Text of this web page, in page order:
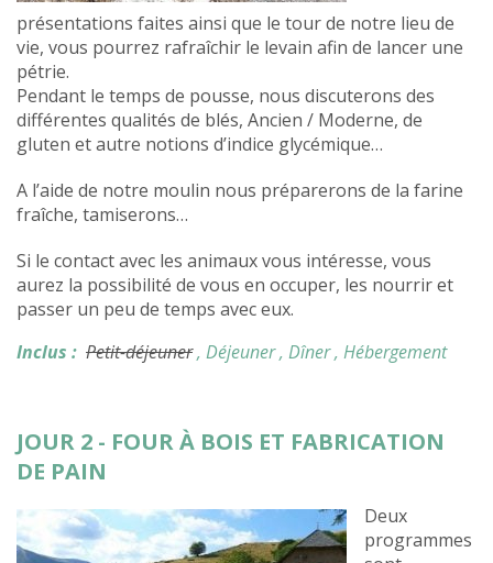
présentations faites ainsi que le tour de notre lieu de
vie, vous pourrez rafraîchir le levain afin de lancer une
pétrie.
Pendant le temps de pousse, nous discuterons des
différentes qualités de blés, Ancien / Moderne, de
gluten et autre notions d’indice glycémique…
A l’aide de notre moulin nous préparerons de la farine
fraîche, tamiserons…
Si le contact avec les animaux vous intéresse, vous
aurez la possibilité de vous en occuper, les nourrir et
passer un peu de temps avec eux.
Inclus : Petit-déjeuner, Déjeuner, Dîner, Hébergement
JOUR 2 - FOUR À BOIS ET FABRICATION
DE PAIN
Deux
programmes